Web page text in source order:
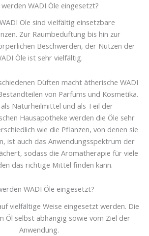
WADI Öle eingesetzt?
Öle sind vielfältig einsetzbare
Zur Raumbeduftung bis hin zur
Beschwerden, der Nutzen der
Öle ist sehr vielfältig.
Düften macht ätherische WADI
von Parfums und Kosmetika.
Naturheilmittel und als Teil der
Hausapotheke werden die Öle sehr
wie die Pflanzen, von denen sie
ist auch das Anwendungsspektrum der
sodass die Aromatherapie für viele
das richtige Mittel finden kann.
WADI Öle eingesetzt?
vielfältige Weise eingesetzt werden. Die
Öl selbst abhängig sowie vom Ziel der
Anwendung.